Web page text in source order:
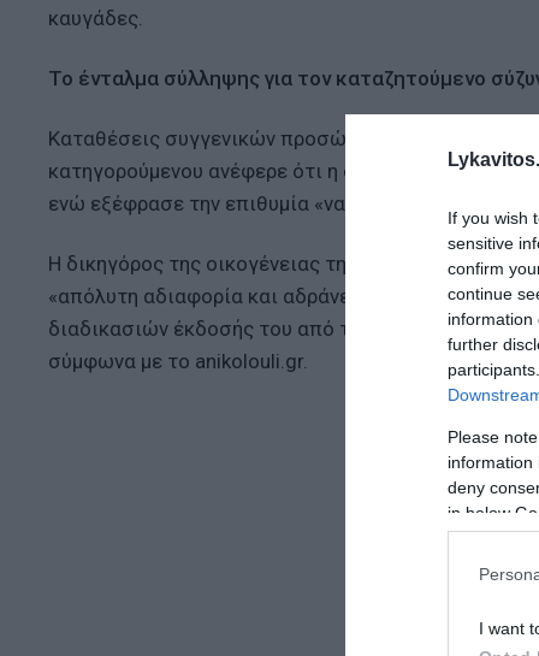
If you wish
sensitive
confirm
continue
information
further
Please
information
deny
in below
I want
καυγάδες.
Το ένταλμα σύλληψης για τον καταζητούμενο
Καταθέσεις συγγενικών προσώπων περιγράφουν
κατηγορούμενου ανέφερε ότι η οικογένεια τον
ενώ εξέφρασε την επιθυμία «να λάμψει η αλήθεια».
Η δικηγόρος της οικογένειας της 57χρονης,
«απόλυτη αδιαφορία και αδράνεια» από την πρώτη
διαδικασιών έκδοσής του από τις αμερικανικές
σύμφωνα με το anikolouli.gr.